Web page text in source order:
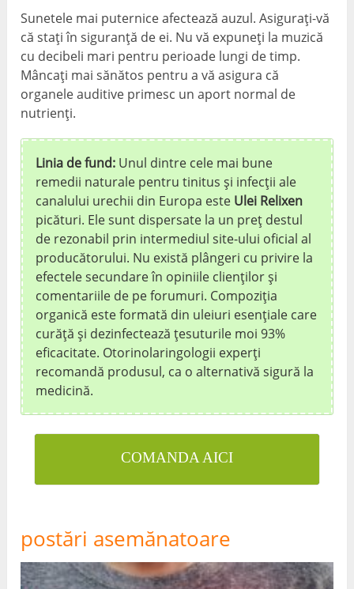
Sunetele mai puternice afectează auzul. Asigurați-vă
că stați în siguranță de ei. Nu vă expuneți la muzică
cu decibeli mari pentru perioade lungi de timp.
Mâncați mai sănătos pentru a vă asigura că
organele auditive primesc un aport normal de
nutrienți.
Linia de fund: Unul dintre cele mai bune
remedii naturale pentru tinitus și infecții ale
canalului urechii din Europa este Ulei Relixen
picături. Ele sunt dispersate la un preț destul
de rezonabil prin intermediul site-ului oficial al
producătorului. Nu există plângeri cu privire la
efectele secundare în opiniile clienților și
comentariile de pe forumuri. Compoziția
organică este formată din uleiuri esențiale care
curăță și dezinfectează țesuturile moi 93%
eficacitate. Otorinolaringologii experți
recomandă produsul, ca o alternativă sigură la
medicină.
COMANDA AICI
postări asemănatoare